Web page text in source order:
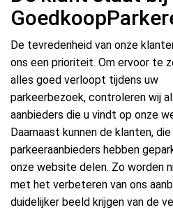
De tevredenheid van onze
ons een prioriteit. Om ervoor te
alles goed verloopt tijdens uw
parkeerbezoek, controleren wij
aanbieders die u vindt op onze
Daarnaast kunnen de klanten,
parkeeraanbieders hebben
onze website delen. Zo worden
met het verbeteren van ons
duidelijker beeld krijgen van de